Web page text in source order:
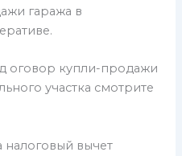
гаража в
оговор купли-продажи
участка смотрите
налоговый вычет